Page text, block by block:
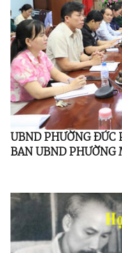
UBND PHƯỜNG ĐỨC
BAN UBND PHƯỜNG